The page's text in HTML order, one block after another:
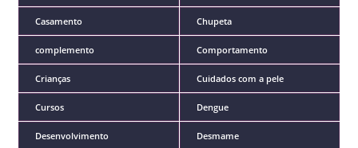
Casamento Chupeta
complemento Comportamento
Crianças Cuidados com a pele
Cursos Dengue
Desenvolvimento Desmame